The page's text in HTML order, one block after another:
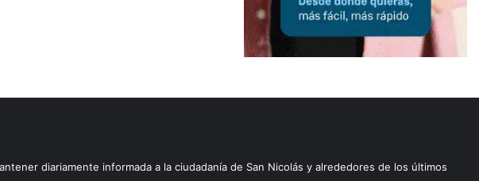
diariamente informada a la ciudadanía de San Nicolás y alrededores de los últimos